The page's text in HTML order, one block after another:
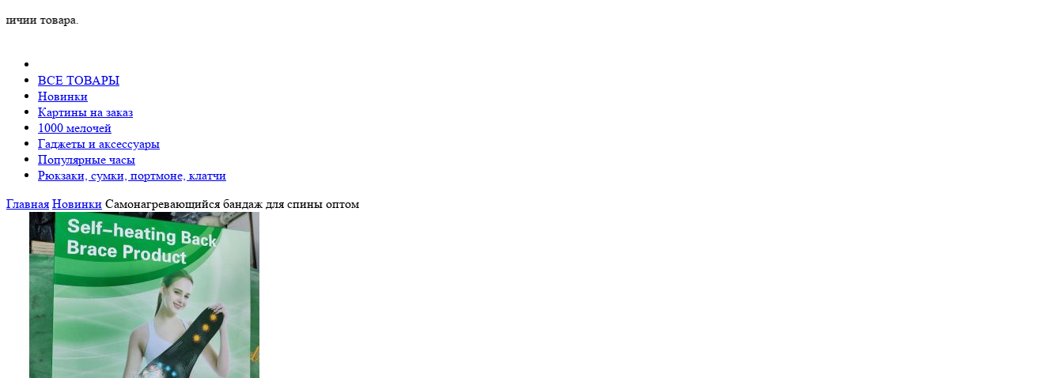
ВСЕ ТОВАРЫ
Новинки
Картины на заказ
1000 мелочей
Гаджеты и аксессуары
Популярные часы
Рюкзаки, сумки, портмоне, клатчи
Главная Новинки Самонагревающийся бандаж для спины оптом